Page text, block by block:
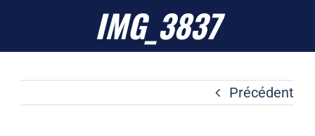
IMG_3837
Précédent